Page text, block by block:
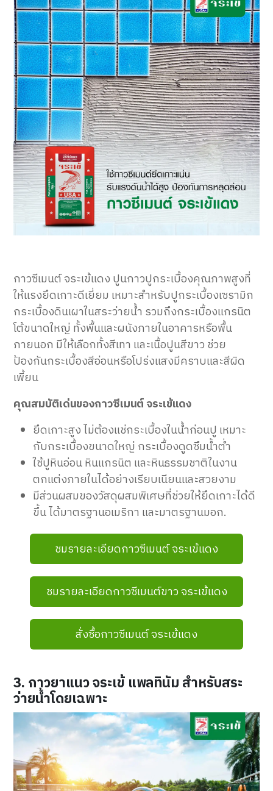
กาวซีเมนต์ จระเข้แดง ปูนกาวปูกระเบื้องคุณภาพสูงที่
ให้แรงยึดเกาะดีเยี่ยม เหมาะสำหรับปูกระเบื้องเซรามิก
กระเบื้องดินเผาในสระว่ายน้ำ รวมถึงกระเบื้องแกรนิต
โต้ขนาดใหญ่ ทั้งพื้นและผนังภายในอาคารหรือพื้น
ภายนอก มีให้เลือกทั้งสีเทา และเนื้อปูนสีขาว ช่วย
ป้องกันกระเบื้องสีอ่อนหรือโปร่งแสงมีคราบและสีผิด
เพี้ยน
คุณสมบัติเด่นของกาวซีเมนต์ จระเข้แดง
ยึดเกาะสูง ไม่ต้องแช่กระเบื้องในน้ำก่อนปู เหมาะ
กับกระเบื้องขนาดใหญ่ กระเบื้องดูดซึมน้ำต่ำ
ใช้ปูหินอ่อน หินแกรนิต และหินธรรมชาติในงาน
ตกแต่งภายในได้อย่างเรียบเนียนและสวยงาม
มีส่วนผสมของวัสดุผสมพิเศษที่ช่วยให้ยึดเกาะได้ดี
ขึ้น ได้มาตรฐานอเมริกา และมาตรฐานมอก.
ชมรายละเอียดกาวซีเมนต์ จระเข้แดง
ชมรายละเอียดกาวซีเมนต์ขาว จระเข้แดง
สั่งซื้อกาวซีเมนต์ จระเข้แดง
3. กาวยาแนว จระเข้ แพลทินัม สำหรับสระ
ว่ายน้ำโดยเฉพาะ